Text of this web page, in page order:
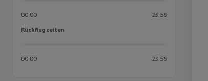
00:00 23:59
Rückflugzeiten
Rückflugzeiten
00:00 23:59